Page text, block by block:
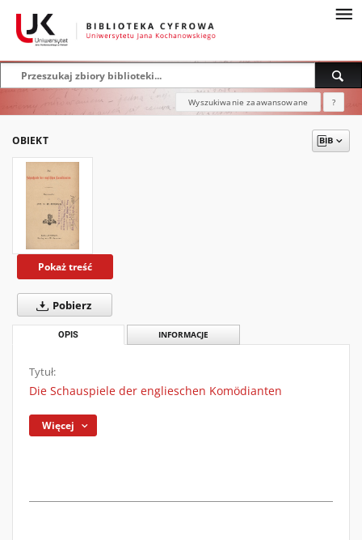
Wyszukiwanie zaawansowane ?
OBIEKT
Pokaż treść
Pobierz
OPIS INFORMACJE
Tytuł:
Die Schauspiele der englieschen Komödianten
Więcej